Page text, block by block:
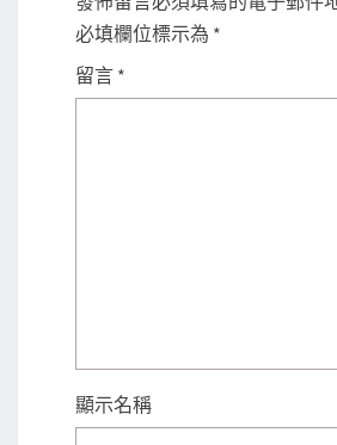
必填欄位標示為 *
留言 *
顯示名稱